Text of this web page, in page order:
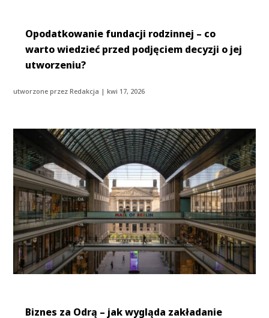
Opodatkowanie fundacji rodzinnej – co
warto wiedzieć przed podjęciem decyzji o jej
utworzeniu?
utworzone przezRedakcja |kwi 17, 2026
Biznes za Odrą – jak wygląda zakładanie